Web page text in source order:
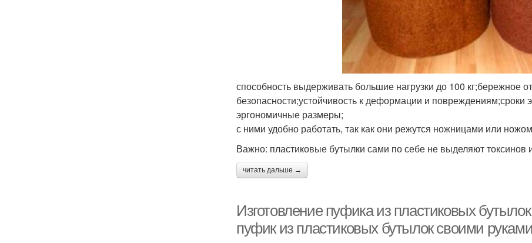
способность выдерживать большие нагрузки до 100 кг;бережное
безопасности;устойчивость к деформации и повреждениям;сроки
эргономичные размеры;
с ними удобно работать, так как они режутся ножницами или
Важно: пластиковые бутылки сами по себе не выделяют токсинов
читать дальше →
Изготовление пуфика из пластиковых
пуфик из пластиковых бутылок своими